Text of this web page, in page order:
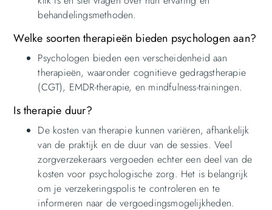
behandelingsmethoden.
Welke soorten therapieën bieden psychologen aan?
Psychologen bieden een verscheidenheid aan
therapieën, waaronder cognitieve gedragstherapie
(CGT), EMDR-therapie, en mindfulness-trainingen.
Is therapie duur?
De kosten van therapie kunnen variëren, afhankelijk
van de praktijk en de duur van de sessies. Veel
zorgverzekeraars vergoeden echter een deel van de
kosten voor psychologische zorg. Het is belangrijk
om je verzekeringspolis te controleren en te
informeren naar de vergoedingsmogelijkheden.